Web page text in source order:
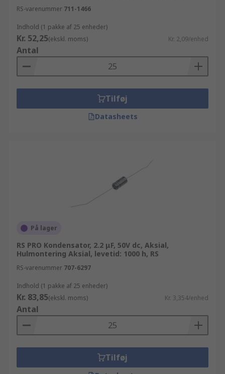
RS-varenummer 711-1466
Indhold (1 pakke af 25 enheder)
Kr. 52,25(ekskl. moms) Kr. 2,09/enhed
Antal
Tilføj
Datasheets
På lager
RS PRO Kondensator, 2.2 μF, 50V dc, Aksial,
Hulmontering Aksial, levetid: 1000 h, RS
RS-varenummer 707-6297
Indhold (1 pakke af 25 enheder)
Kr. 83,85(ekskl. moms) Kr. 3,354/enhed
Antal
Tilføj